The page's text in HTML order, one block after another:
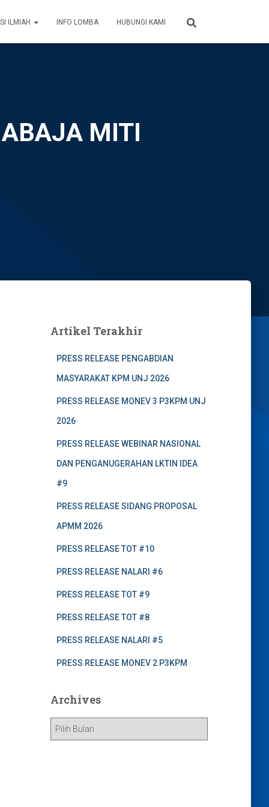
ILMIAH INFO LOMBA HUBUNGI KAMI
MITI
Artikel Terakhir
PRESS RELEASE PENGABDIAN
MASYARAKAT KPM UNJ 2026
PRESS RELEASE MONEV 3 P3KPM UNJ
2026
PRESS RELEASE WEBINAR NASIONAL
DAN PENGANUGERAHAN LKTIN IDEA
#9
PRESS RELEASE SIDANG PROPOSAL
APMM 2026
PRESS RELEASE TOT #10
PRESS RELEASE NALARI #6
PRESS RELEASE TOT #9
PRESS RELEASE TOT #8
PRESS RELEASE NALARI #5
PRESS RELEASE MONEV 2 P3KPM
Archives